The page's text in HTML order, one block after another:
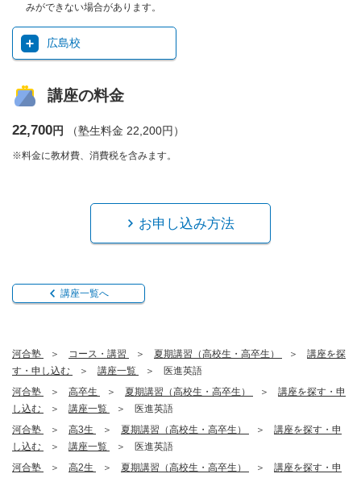
みができない場合があります。
広島校
講座の料金
22,700円 （塾生料金 22,200円）
※料金に教材費、消費税を含みます。
お申し込み方法
講座一覧へ
河合塾 コース・講習 夏期講習（高校生・高卒生）
講座を探
す・申し込む
講座一覧
医進英語
河合塾
高卒生 夏期講習（高校生・高卒生）
講座を探す・申
し込む
講座一覧
医進英語
河合塾
高3生 夏期講習（高校生・高卒生）
講座を探す・申
し込む
講座一覧
医進英語
河合塾
高2生 夏期講習（高校生・高卒生）
講座を探す・申